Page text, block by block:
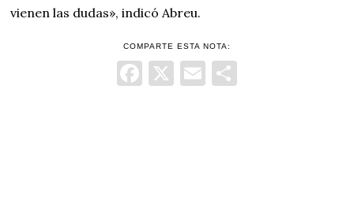
vienen las dudas», indicó Abreu.
COMPARTE ESTA NOTA:
Facebook
X Email